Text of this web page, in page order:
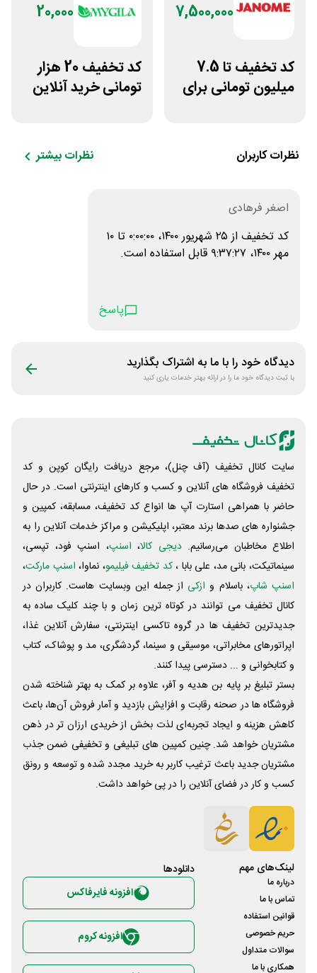
7,500,000
کد تخفیف تا 7.5
میلیون تومانی برای
20,000
کد تخفیف 20 هزار
تومانی خرید آنلاین
نظرات کاربران نظرات بیشتر
اصغر فرهادی
کد تخفیف از ۲۵ شهریور ۱۴۰۰،‏ ۰:۰۰:۰۰ تا ۱۰
مهر ۱۴۰۰،‏ ۹:۳۷:۲۷ قابل استفاده است.
پاسخ
دیدگاه خود را با ما به اشتراک بگذارید
با ثبت دیدگاه خود ما را در ارائه بهتر خدمات یاری کنید
سایت کانال تخفیف (آف چنل)، مرجع دریافت رایگان کوپن و کد
تخفیف فروشگاه های آنلاین و کسب و‌ کارهای اینترنتی است. در حال
حاضر با همراهی استارت آپ ها انواع کد تخفیف، مسابقه، کمپین و
جشنواره های صدها برند معتبر، اپلیکیشن و مراکز خدمات آنلاین را به
اطلاع مخاطبان می‌رسانیم. دیجی کالا، اسنپ، اسنپ فود، تپسی،
سینماتیکت، بانی مد، علی‌ بابا ،کد تخفیف فیلیمو، نماوا، اسنپ مارکت،
اسنپ شاپ، باسلام و ازکی از جمله این وبسایت ‌هاست. کاربران در
کانال تخفیف می توانند در کوتاه ترین زمان و با چند کلیک ساده به
جدیدترین تخفیف ها در گروه تاکسی اینترنتی، سفارش آنلاین غذا،
اپراتورهای مخابراتی، موسیقی و سینما، گردشگری، مد و پوشاک، کتاب
و کتابخوانی و ... دسترسی پیدا کنند.
بستر تبلیغ بر پایه بن هدیه و آفر، علاوه بر کمک به بهتر شناخته شدن
فروشگاه ها در صحنه رقابت و افزایش بازدید و آمار فروش آن‌ها، باعث
کاهش هزینه و ایجاد تجربه‌ای لذت بخش از خریدی ارزان تر در ذهن
مشتریان خواهد شد. چنین کمپین های تبلیغی و تخفیفی ضمن جذب
مشتریان جدید باعث ترغیب کاربر به خرید مجدد شده و توسعه و رونق
کسب و کار در فضای آنلاین را در پی خواهد داشت.
لینک‌های مهم
درباره ما
تماس با ما
قوانین استفاده
حریم خصوصی
سوالات متداول
همکاری با ما
دانلود‌ها
افزونه فایرفاکس
افزونه کروم